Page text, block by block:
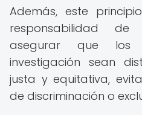
Además, este
responsabilidad
asegurar que
investigación sean
justa y equitativa,
de discriminación o